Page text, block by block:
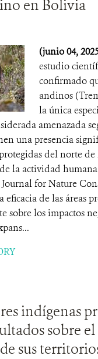
en Bolivia
(junio 04,
estudio
confirmado
andinos
la única
amenazada
una presencia
del norte de
la actividad
for Nature
eficacia de las áreas
sobre los impactos
indígenas
sobre
sus